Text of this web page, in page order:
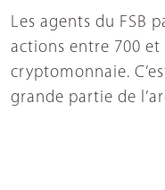
Les agents du FSB
actions entre 700 et
cryptomonnaie.
grande partie de